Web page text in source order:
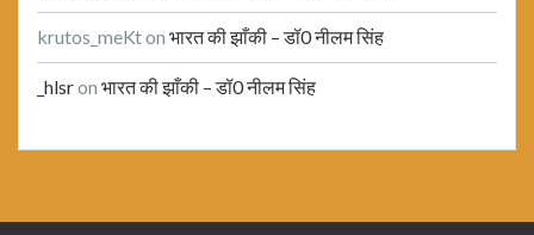
krutos_meKton भारत की झाँकी – डॉ0 नीलम सिंह
_hlsron भारत की झाँकी – डॉ0 नीलम सिंह